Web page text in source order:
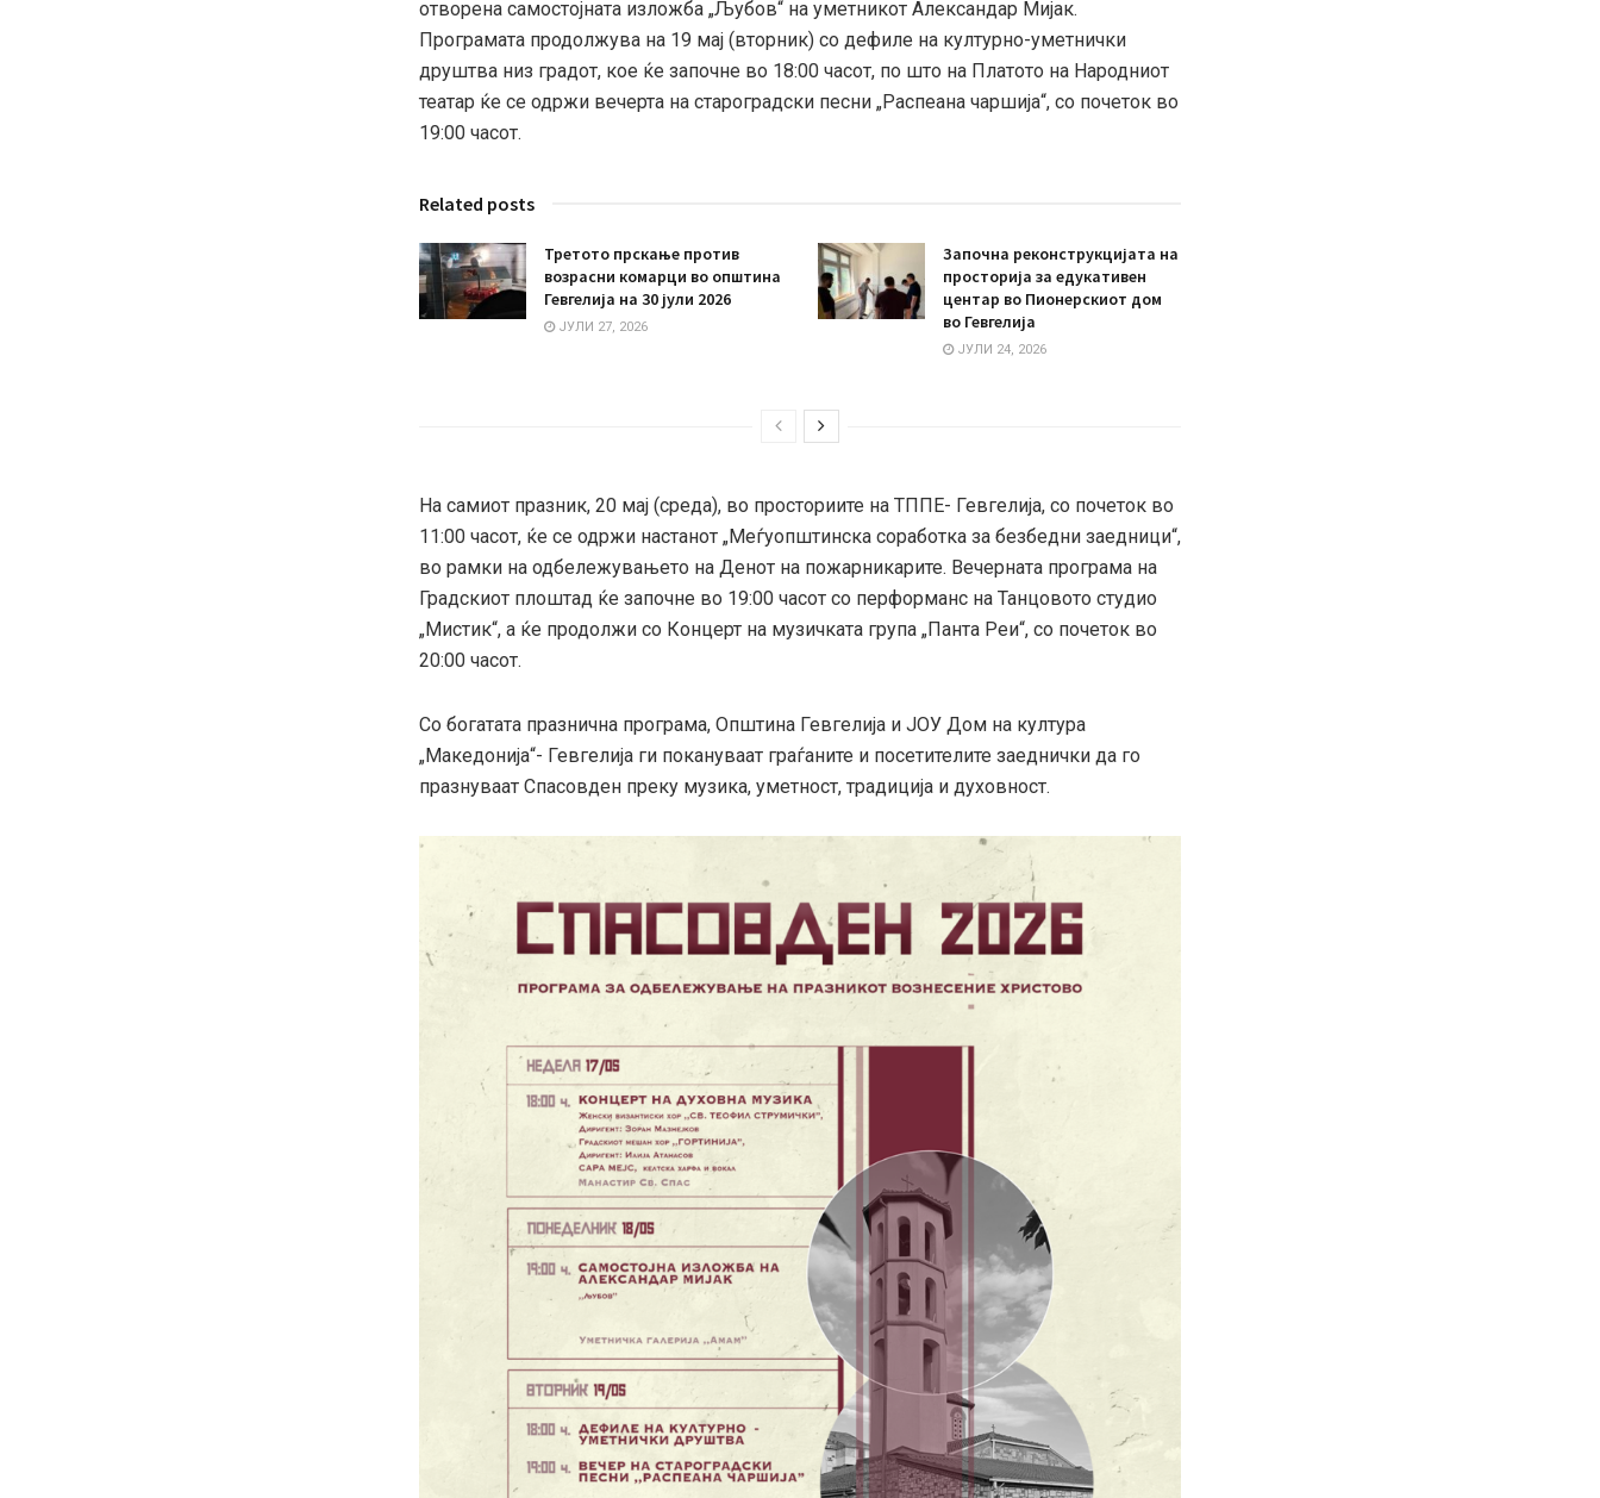
отворена самостојната изложба „Љубов“ на уметникот Александар Мијак.
Програмата продолжува на 19 мај (вторник) со дефиле на културно-уметнички
друштва низ градот, кое ќе започне во 18:00 часот, по што на Платото на Народниот
театар ќе се одржи вечерта на староградски песни „Распеана чаршија“, со почеток во
19:00 часот.
Related posts
Третото прскање против
возрасни комарци во општина
Гевгелија на 30 јули 2026
ЈУЛИ 27, 2026
Започна реконструкцијата на
просторија за едукативен
центар во Пионерскиот дом
во Гевгелија
ЈУЛИ 24, 2026
На самиот празник, 20 мај (среда), во просториите на ТППЕ- Гевгелија, со почеток во
11:00 часот, ќе се одржи настанот „Меѓуопштинска соработка за безбедни заедници“,
во рамки на одбележувањето на Денот на пожарникарите. Вечерната програма на
Градскиот плоштад ќе започне во 19:00 часот со перформанс на Танцовото студио
„Мистик“, а ќе продолжи со Концерт на музичката група „Панта Реи“, со почеток во
20:00 часот.
Со богатата празнична програма, Општина Гевгелија и ЈОУ Дом на култура
„Македонија“- Гевгелија ги покануваат граѓаните и посетителите заеднички да го
празнуваат Спасовден преку музика, уметност, традиција и духовност.